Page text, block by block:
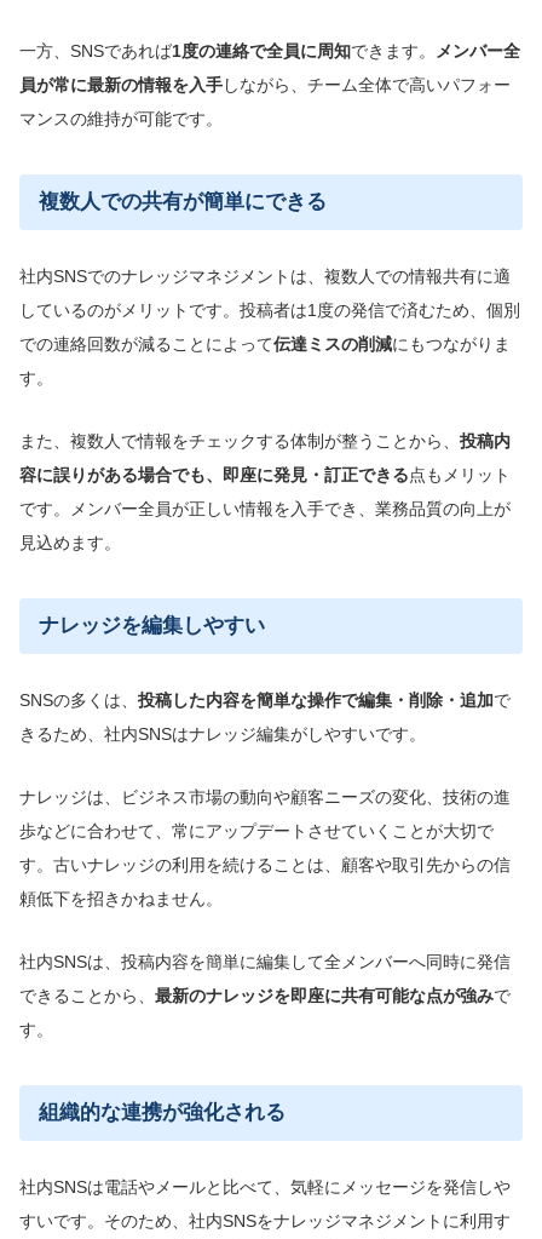
一方、SNSであれば1度の連絡で全員に周知できます。
メンバー全
員が常に最新の情報を入手しながら、チーム全体で高いパフォー
マンスの維持が可能です。
複数人での共有が簡単にできる
社内SNSでのナレッジマネジメントは、複数人での情報共有に適
しているのがメリットです。投稿者は1度の発信で済むため、個別
での連絡回数が減ることによって伝達ミスの削減にもつながりま
す。
また、複数人で情報をチェックする体制が整うことから、 投稿内
容に誤りがある場合でも、即座に発見・訂正できる点もメリット
です。メンバー全員が正しい情報を入手でき、業務品質の向上が
見込めます。
ナレッジを編集しやすい
SNSの多くは、 投稿した内容を簡単な操作で編集・削除・追加で
きるため、社内SNSはナレッジ編集がしやすいです。
ナレッジは、ビジネス市場の動向や顧客ニーズの変化、技術の進
歩などに合わせて、常にアップデートさせていくことが大切で
す。古いナレッジの利用を続けることは、顧客や取引先からの信
頼低下を招きかねません。
社内SNSは、投稿内容を簡単に編集して全メンバーへ同時に発信
できることから、 最新のナレッジを即座に共有可能な点が強みで
す。
組織的な連携が強化される
社内SNSは電話やメールと比べて、気軽にメッセージを発信しや
すいです。そのため、社内SNSをナレッジマネジメントに利用す